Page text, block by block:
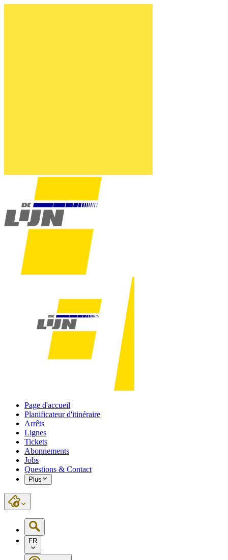
Page d'accueil
Planificateur d'itinéraire
Arrêts
Lignes
Tickets
Abonnements
Jobs
Questions & Contact
Plus
FR